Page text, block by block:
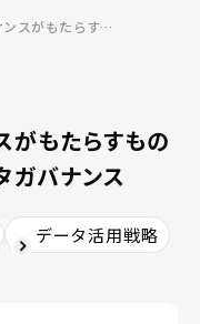
【シリーズ】データガバナンスがもたらすもの－第8回 金融業界とデータガバナンス
がもたらすもの
バナンス
データ活用戦略